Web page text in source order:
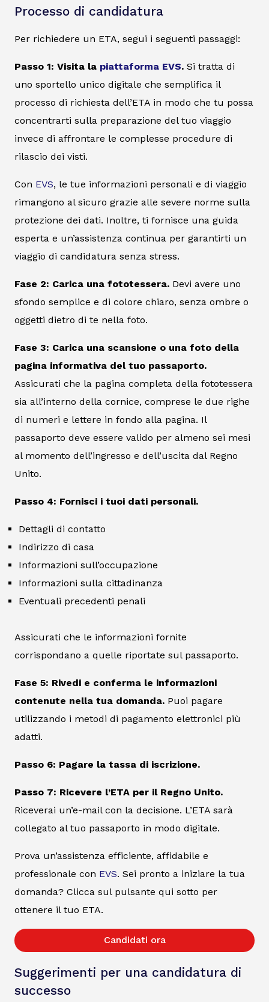
Processo di candidatura
Per richiedere un ETA, segui i seguenti passaggi:
Passo 1: Visita la piattaforma EVS. Si tratta di
uno sportello unico digitale che semplifica il
processo di richiesta dell’ETA in modo che tu possa
concentrarti sulla preparazione del tuo viaggio
invece di affrontare le complesse procedure di
rilascio dei visti.
Con EVS, le tue informazioni personali e di viaggio
rimangono al sicuro grazie alle severe norme sulla
protezione dei dati. Inoltre, ti fornisce una guida
esperta e un’assistenza continua per garantirti un
viaggio di candidatura senza stress.
Fase 2: Carica una fototessera. Devi avere uno
sfondo semplice e di colore chiaro, senza ombre o
oggetti dietro di te nella foto.
Fase 3: Carica una scansione o una foto della
pagina informativa del tuo passaporto.
Assicurati che la pagina completa della fototessera
sia all’interno della cornice, comprese le due righe
di numeri e lettere in fondo alla pagina. Il
passaporto deve essere valido per almeno sei mesi
al momento dell’ingresso e dell’uscita dal Regno
Unito.
Passo 4: Fornisci i tuoi dati personali.
Dettagli di contatto
Indirizzo di casa
Informazioni sull’occupazione
Informazioni sulla cittadinanza
Eventuali precedenti penali
Assicurati che le informazioni fornite
corrispondano a quelle riportate sul passaporto.
Fase 5: Rivedi e conferma le informazioni
contenute nella tua domanda. Puoi pagare
utilizzando i metodi di pagamento elettronici più
adatti.
Passo 6: Pagare la tassa di iscrizione.
Passo 7: Ricevere l’ETA per il Regno Unito.
Riceverai un’e-mail con la decisione. L’ETA sarà
collegato al tuo passaporto in modo digitale.
Prova un’assistenza efficiente, affidabile e
professionale con EVS. Sei pronto a iniziare la tua
domanda? Clicca sul pulsante qui sotto per
ottenere il tuo ETA.
Candidati ora
Suggerimenti per una candidatura di
successo